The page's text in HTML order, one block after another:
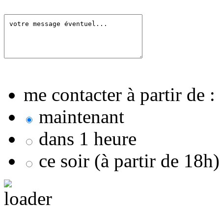
me contacter à partir de :
maintenant
dans 1 heure
ce soir (à partir de 18h)